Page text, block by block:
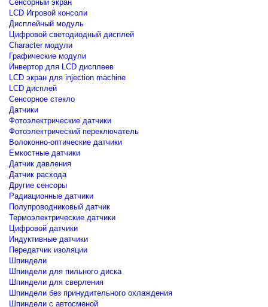
Сенсорный экран
LCD Игровой консоли
Дисплейный модуль
Цифровой светодиодный дисплей
Сharacter модули
Графические модули
Инвертор для LCD дисплеев
LCD экран для injection machine
LCD дисплей
Сенсорное стекло
Датчики
Фотоэлектрические датчики
Фотоэлектрический переключатель
Волоконно-оптические датчики
Емкостные датчики
Датчик давления
Датчик расхода
Другие сенсоры
Радиационные датчики
Полупроводниковый датчик
Термоэлектрические датчики
Цифровой датчики
Индуктивные датчики
Передатчик изоляции
Шпиндели
Шпиндели для пильного диска
Шпиндели для сверления
Шпиндели без принудительного охлаждения
Шпиндели с автосменой